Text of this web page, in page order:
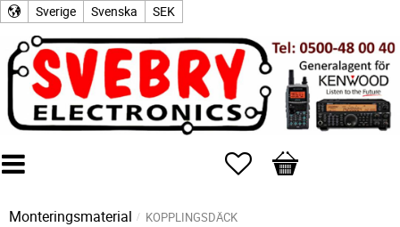
Sverige Svenska SEK
Favoriter
Kundvagn
Monteringsmaterial KOPPLINGSDÄCK